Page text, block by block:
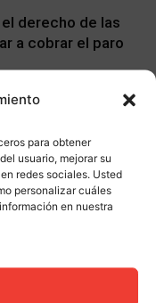
para obtener
usuario, mejorar su
redes sociales. Usted
personalizar cuáles
en nuestra
derecho de las
a cobrar el paro
colectivo de